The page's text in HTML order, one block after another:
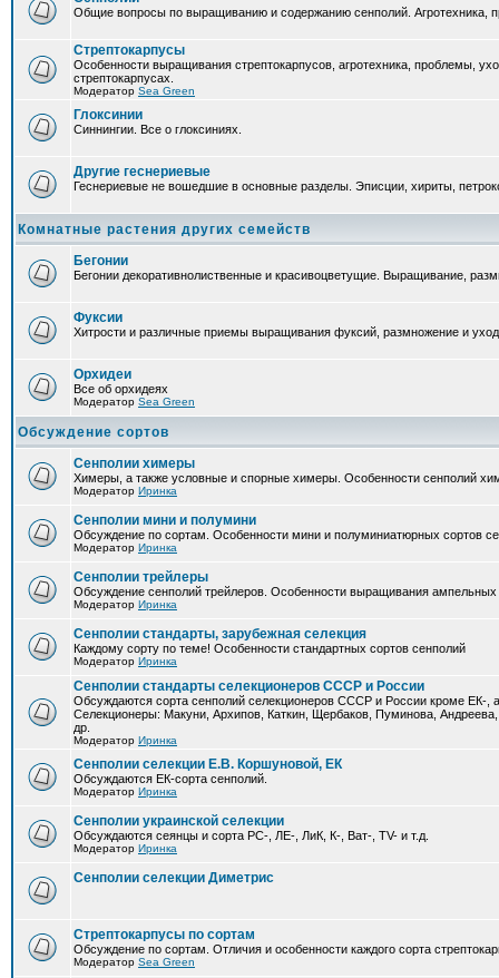
Общие вопросы по выращиванию и содержанию сенполий. Агротехника,
Стрептокарпусы
Особенности выращивания стрептокарпусов, агротехника, проблемы,
стрептокарпусах.
Модератор Sea Green
Глоксинии
Синнингии. Все о глоксиниях.
Другие геснериевые
Геснериевые не вошедшие в основные разделы. Эписции, хириты,
Комнатные растения других семейств
Бегонии
Бегонии декоративнолиственные и красивоцветущие. Выращивание,
Фуксии
Хитрости и различные приемы выращивания фуксий, размножение и
Орхидеи
Все об орхидеях
Модератор Sea Green
Обсуждение сортов
Сенполии химеры
Химеры, а также условные и спорные химеры. Особенности сенполий
Модератор Иринка
Сенполии мини и полумини
Обсуждение по сортам. Особенности мини и полуминиатюрных сортов
Модератор Иринка
Сенполии трейлеры
Обсуждение сенполий трейлеров. Особенности выращивания
Модератор Иринка
Сенполии стандарты, зарубежная селекция
Каждому сорту по теме! Особенности стандартных сортов сенполий
Модератор Иринка
Сенполии стандарты селекционеров СССР и России
Обсуждаются сорта сенполий селекционеров СССР и России кроме ЕК-,
Селекционеры: Макуни, Архипов, Каткин, Щербаков, Пуминова,
др.
Модератор Иринка
Сенполии селекции Е.В. Коршуновой, ЕК
Обсуждаются ЕК-сорта сенполий.
Модератор Иринка
Сенполии украинской селекции
Обсуждаются сеянцы и сорта РС-, ЛЕ-, ЛиК, К-, Ват-, TV- и т.д.
Модератор Иринка
Сенполии селекции Диметрис
Стрептокарпусы по сортам
Обсуждение по сортам. Отличия и особенности каждого сорта
Модератор Sea Green